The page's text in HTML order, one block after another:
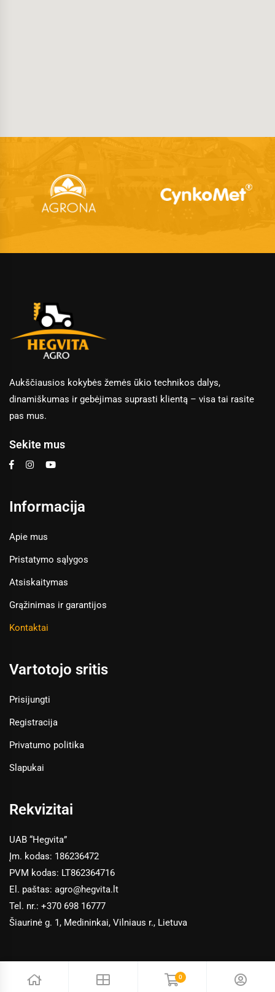
Aukščiausios kokybės žemės ūkio technikos dalys,
dinamiškumas ir gebėjimas suprasti klientą – visa tai rasite
pas mus.
Sekite mus
Informacija
Apie mus
Pristatymo sąlygos
Atsiskaitymas
Grąžinimas ir garantijos
Kontaktai
Vartotojo sritis
Prisijungti
Registracija
Privatumo politika
Slapukai
Rekvizitai
UAB “Hegvita”
Įm. kodas: 186236472
PVM kodas: LT862364716
El. paštas: agro@hegvita.lt
Tel. nr.: +370 698 16777
Šiaurinė g. 1, Medininkai, Vilniaus r., Lietuva
0